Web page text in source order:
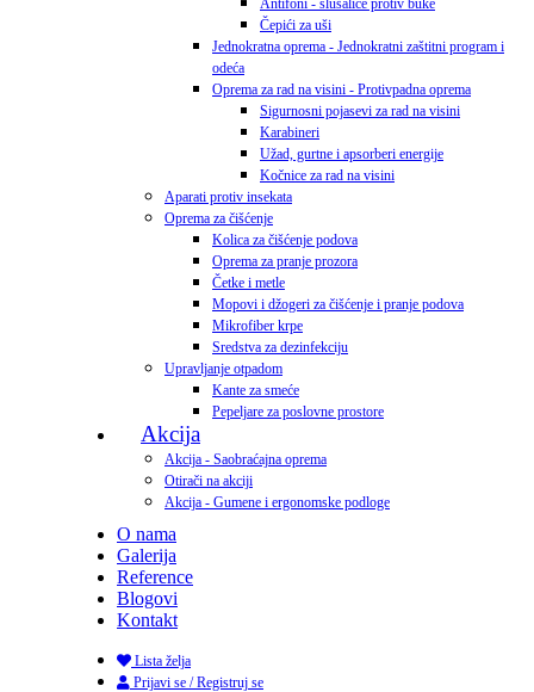
Antifoni - slušalice protiv buke
Čepići za uši
Jednokratna oprema - Jednokratni zaštitni program i
odeća
Oprema za rad na visini - Protivpadna oprema
Sigurnosni pojasevi za rad na visini
Karabineri
Užad, gurtne i apsorberi energije
Kočnice za rad na visini
Aparati protiv insekata
Oprema za čišćenje
Kolica za čišćenje podova
Oprema za pranje prozora
Četke i metle
Mopovi i džogeri za čišćenje i pranje podova
Mikrofiber krpe
Sredstva za dezinfekciju
Upravljanje otpadom
Kante za smeće
Pepeljare za poslovne prostore
Akcija
Akcija - Saobraćajna oprema
Otirači na akciji
Akcija - Gumene i ergonomske podloge
O nama
Galerija
Reference
Blogovi
Kontakt
Lista želja
Prijavi se / Registruj se